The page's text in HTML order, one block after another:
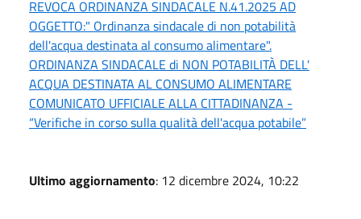
REVOCA ORDINANZA SINDACALE N.41.2025 AD
OGGETTO:" Ordinanza sindacale di non potabilità
dell'acqua destinata al consumo alimentare".
ORDINANZA SINDACALE di NON POTABILITÀ DELL'
ACQUA DESTINATA AL CONSUMO ALIMENTARE
COMUNICATO UFFICIALE ALLA CITTADINANZA -
“Verifiche in corso sulla qualità dell'acqua potabile”
Ultimo aggiornamento: 12 dicembre 2024, 10:22